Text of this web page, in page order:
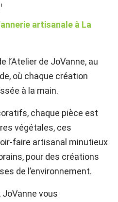
artisanale à La
l’Atelier de JoVanne, au
où chaque création
à la main.
chaque pièce est
végétales, ces
faire artisanal minutieux
pour des créations
de l’environnement.
JoVanne vous